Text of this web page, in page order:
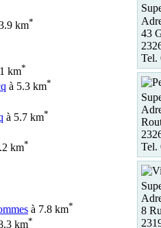
km*
km*
à 5.3 km*
à 5.7 km*
km*
à 7.8 km*
km*
43
Tel.
Tel.
8